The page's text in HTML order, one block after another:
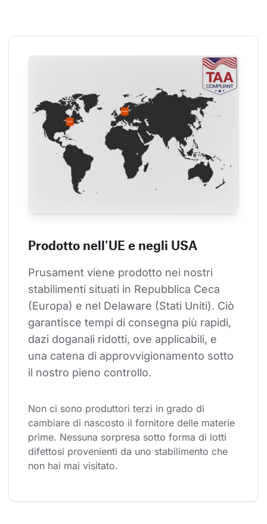
Prodotto nell'UE e negli USA
Prusament viene prodotto nei nostri
stabilimenti situati in Repubblica Ceca
(Europa) e nel Delaware (Stati Uniti). Ciò
garantisce tempi di consegna più rapidi,
dazi doganali ridotti, ove applicabili, e
una catena di approvvigionamento sotto
il nostro pieno controllo.
Non ci sono produttori terzi in grado di
cambiare di nascosto il fornitore delle materie
prime. Nessuna sorpresa sotto forma di lotti
difettosi provenienti da uno stabilimento che
non hai mai visitato.